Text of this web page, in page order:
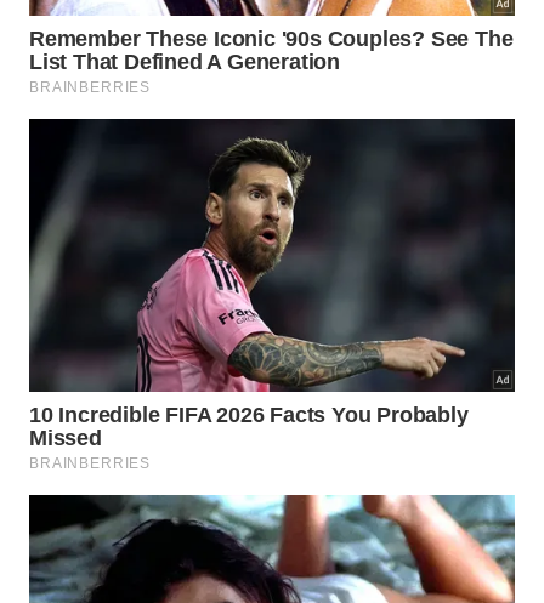
costuma ser mais eficiente em ambientes pequenos,
como quartos e escritórios compactos,
especialmente à noite ou em períodos de baixa
ventilação externa. Em regiões com ondas de ar
seco entre outono e primavera, pode ajudar a
reduzir incômodos como vias respiratórias irritadas
e pele ressecada.
Esse recurso, porém, não substitui equipamentos
específicos em casas com pessoas que tenham
doenças respiratórias crônicas ou quando há
recomendação médica de controle rigoroso da
umidade. Nesses casos, o cooler funciona apenas
como apoio pontual, e o ideal é monitorar o
conforto de quem usa o espaço, observando se o ar
fica mais agradável sem sinais de mofo ou excesso
de umidade.